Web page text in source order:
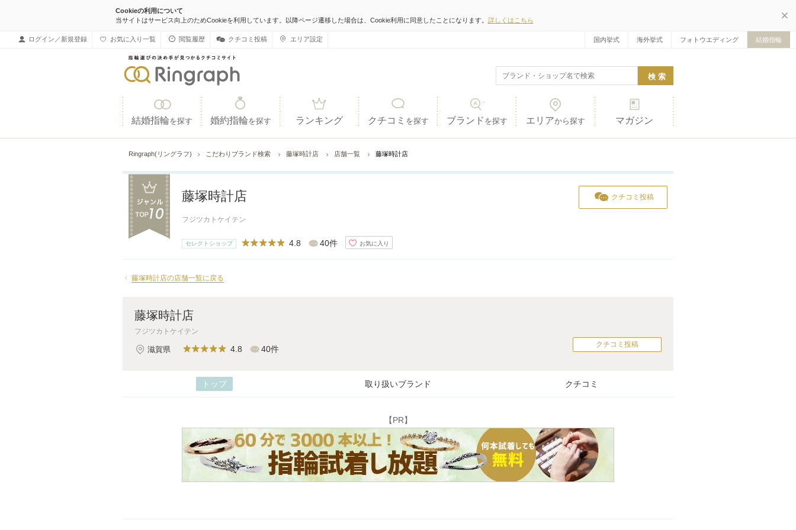
Cookieの利用について
当サイトはサービス向上のためCookieを利用しています。以降ページ遷移した場合は、Cookie利用に同意したことになります。 詳しくはこちら
ログイン／新規登録 お気に入り一覧 閲覧履歴 クチコミ投稿 エリア設定 国内挙式 海外挙式 フォトウエディング 結婚指輪
結婚指輪を探す 婚約指輪を探す ランキング クチコミ を探す ブランド を探す エリアから探す マガジン
Ringraph(リングラフ) こだわりブランド検索 藤塚時計店 店舗一覧 藤塚時計店
セレクトショップ
藤塚時計店
フジツカトケイテン
4.8 40件 お気に入り
クチコミ投稿
藤塚時計店の店舗一覧に戻る
藤塚時計店
フジツカトケイテン
滋賀県 4.8 40件
クチコミ投稿
トップ 取り扱いブランド クチコミ
【PR】